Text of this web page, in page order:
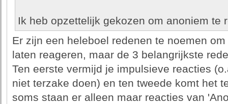
Ik heb opzettelijk gekozen om anoniem te
Er zijn een heleboel redenen te noemen
laten reageren, maar de 3 belangrijkste
Ten eerste vermijd je impulsieve reacties
niet terzake doen) en ten tweede komt het
soms staan er alleen maar reacties van